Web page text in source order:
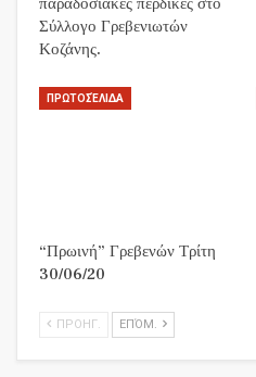
Σύλλογο Γρεβενιωτών
Κοζάνης.
ΠΡΩΤΟΣΈΛΙΔΑ
“Πρωινή” Γρεβενών Τρίτη
30/06/20
ΠΡΟΗΓ. ΕΠΌΜ.